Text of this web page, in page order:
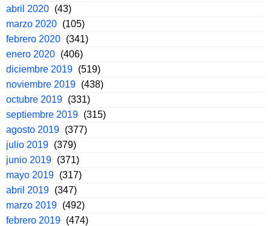
abril 2020 (43)
marzo 2020 (105)
febrero 2020 (341)
enero 2020 (406)
diciembre 2019 (519)
noviembre 2019 (438)
octubre 2019 (331)
septiembre 2019 (315)
agosto 2019 (377)
julio 2019 (379)
junio 2019 (371)
mayo 2019 (317)
abril 2019 (347)
marzo 2019 (492)
febrero 2019 (474)